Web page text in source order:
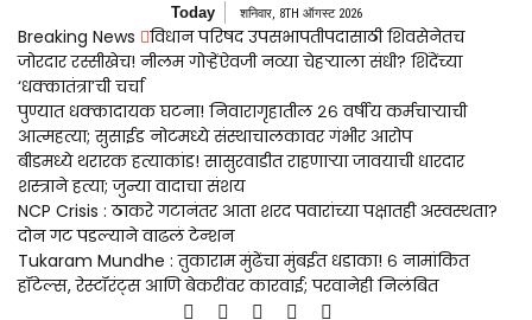
content
Today शनिवार, 8TH ऑगस्ट 2026
Breaking News
विधान परिषद उपसभापतीपदासाठी शिवसेनेतच
जोरदार रस्सीखेच! नीलम गोऱ्हेंऐवजी नव्या चेहऱ्याला संधी? शिंदेंच्या
‘धक्कातंत्रा’ची चर्चा
पुण्यात धक्कादायक घटना! निवारागृहातील २६ वर्षीय कर्मचाऱ्याची
आत्महत्या; सुसाईड नोटमध्ये संस्थाचालकावर गंभीर आरोप
बीडमध्ये थरारक हत्याकांड! सासुरवाडीत राहणाऱ्या जावयाची धारदार
शस्त्राने हत्या; जुन्या वादाचा संशय
NCP Crisis : ठाकरे गटानंतर आता शरद पवारांच्या पक्षातही अस्वस्थता?
दोन गट पडल्याने वाढलं टेन्शन
Tukaram Mundhe : तुकाराम मुंढेंचा मुंबईत धडाका! ६ नामांकित
हॉटेल्स, रेस्टॉरंट्स आणि बेकरींवर कारवाई; परवानेही निलंबित